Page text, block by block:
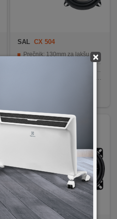
×
SAL CX 504
Prečnik: 130mm za lakšu instalaciju.
Frekventni opseg: 50 - 20.000 Hz.